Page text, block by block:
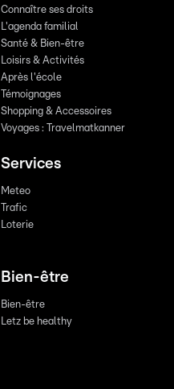
Connaître ses droits
L'agenda familial
Santé & Bien-être
Loisirs & Activités
Après l'école
Témoignages
Shopping & Accessoires
Voyages : Travelmatkanner
Services
Meteo
Trafic
Loterie
Bien-être
Bien-être
Letz be healthy